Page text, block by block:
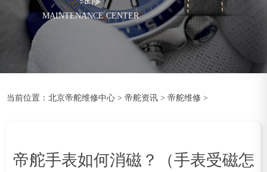
MAINTENANCE CENTER
当前位置：北京帝舵维修中心 >帝舵资讯 >帝舵维修 >
帝舵手表如何消磁？（手表受磁怎